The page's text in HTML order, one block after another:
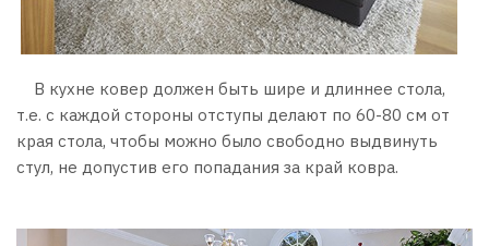
В кухне ковер должен быть шире и длиннее стола,
т.е. с каждой стороны отступы делают по 60-80 см от
края стола, чтобы можно было свободно выдвинуть
стул, не допустив его попадания за край ковра.